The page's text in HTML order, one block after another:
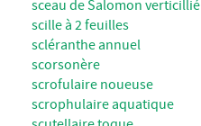
sceau de Salomon verticillié
scille à 2 feuilles
scléranthe annuel
scorsonère
scrofulaire noueuse
scrophulaire aquatique